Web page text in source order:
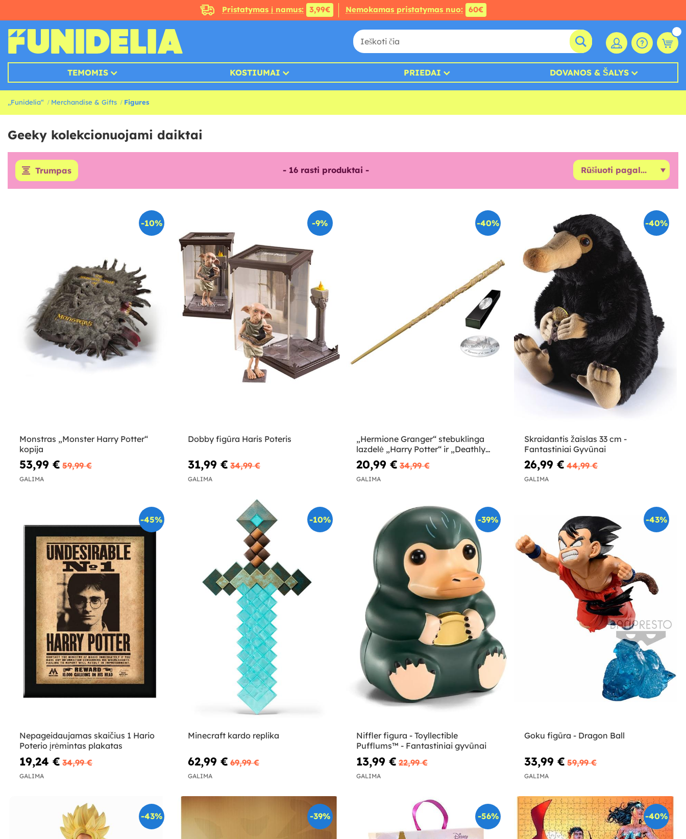
Pristatymas į namus: 3,99€ Nemokamas pristatymas nuo: 60€
TEMOMIS KOSTIUMAI PRIEDAI DOVANOS & ŠALYS
„Funidelia“ Merchandise & Gifts Figures
Geeky kolekcionuojami daiktai
Trumpas - 16rasti produktai -
-10%
Monstras „Monster Harry Potter“
kopija
53,99 € 59,99 €
GALIMA
-9%
Dobby figūra Haris Poteris
31,99 € 34,99 €
GALIMA
-40%
„Hermione Granger“ stebuklinga
lazdelė „Harry Potter“ ir „Deathly
Hallows“
20,99 € 34,99 €
GALIMA
-40%
Skraidantis žaislas 33 cm -
Fantastiniai Gyvūnai
26,99 € 44,99 €
GALIMA
-45%
Nepageidaujamas skaičius 1 Hario
Poterio įrėmintas plakatas
19,24 € 34,99 €
GALIMA
-10%
Minecraft kardo replika
62,99 € 69,99 €
GALIMA
-39%
Niffler figura - Toyllectible
Pufflums™ - Fantastiniai gyvūnai
13,99 € 22,99 €
GALIMA
-43%
Goku figūra - Dragon Ball
33,99 € 59,99 €
GALIMA
-43% -39% -56% -40%